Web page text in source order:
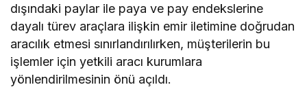
dışındaki paylar ile paya ve pay endekslerine
dayalı türev araçlara ilişkin emir iletimine doğrudan
aracılık etmesi sınırlandırılırken, müşterilerin bu
işlemler için yetkili aracı kurumlara
yönlendirilmesinin önü açıldı.